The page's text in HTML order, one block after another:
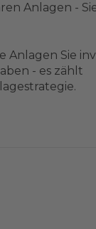
Anlagen -
Anlagen Sie
- es zählt